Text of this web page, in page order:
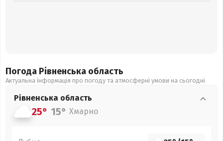
Погода Рівненська область
Актуальна інформація про погоду та атмосферні умови на сьогодні
Рівненська область
25° 15° Хмарно